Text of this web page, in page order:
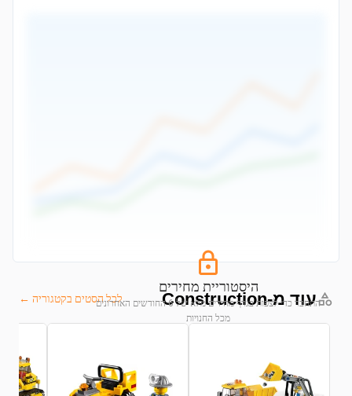
היסטוריית מחירים
התחבר כדי לצפות בגרף מחירים מלא של 6 החודשים האחרונים
מכל החנויות
עוד מ-Construction לכל הסטים בקטגוריה ←